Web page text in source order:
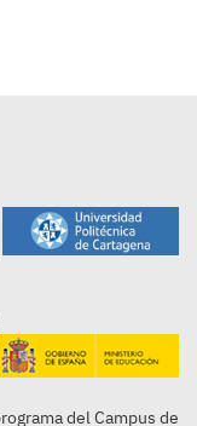
del Campus de